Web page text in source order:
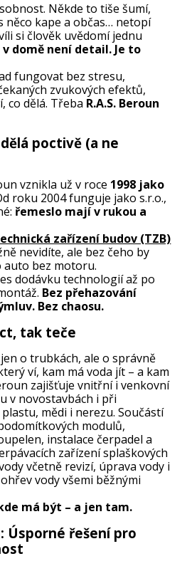
Někde to tiše šumí,
něco kape a občas… netopí
si člověk uvědomí jednu
domě není detail. Je to
fungovat bez stresu,
zvukových efektů,
co dělá. Třeba R.A.S. Beroun
poctivě (a ne
vznikla už v roce 1998 jako
roku 2004 funguje jako s.r.o.,
řemeslo mají v rukou a
zařízení budov (TZB)
nevidíte, ale bez čeho by
auto bez motoru.
dodávku technologií až po
Bez přehazování
Bez chaosu.
tak teče
o trubkách, ale o správně
ví, kam má voda jít – a kam
zajišťuje vnitřní i venkovní
v novostavbách i při
mědi i nerezu. Součástí
modulů,
instalace čerpadel a
zařízení splaškových
včetně revizí, úprava vody i
vody všemi běžnými
má být – a jen tam.
Úsporné řešení pro